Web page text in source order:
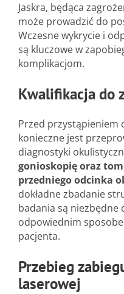
Jaskra, będąca
może prowadzić do
Wczesne wykrycie i
są kluczowe w
komplikacjom.
Kwalifikacja do
Przed przystąpieniem
konieczne jest
diagnostyki
gonioskopię oraz
przedniego odcinka
dokładne zbadanie
badania są niezbędne
odpowiednim
pacjenta.
Przebieg
laserowej